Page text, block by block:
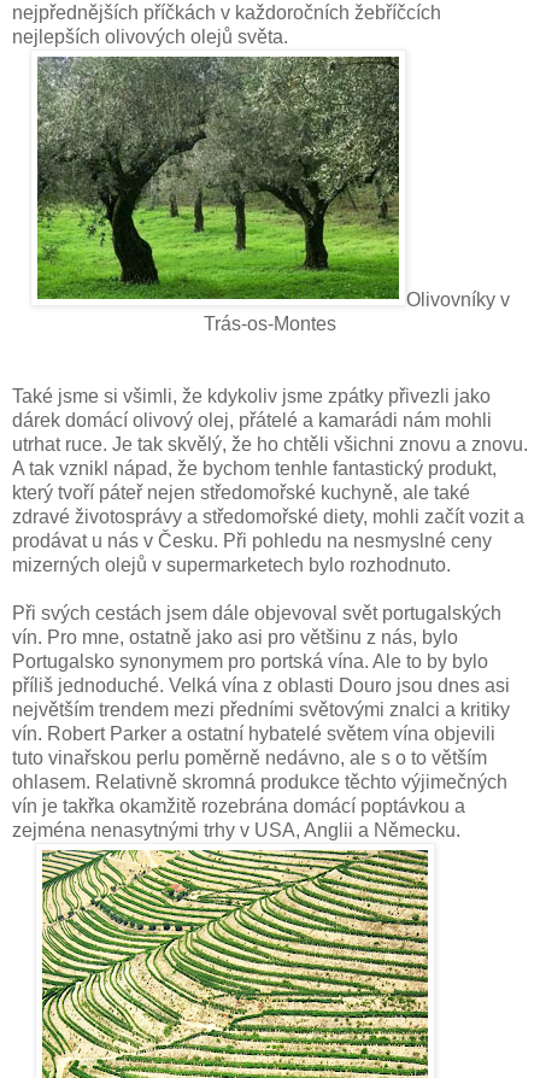
nejpřednějších příčkách v každoročních žebříčcích
nejlepších olivových olejů světa.
Olivovníky v
Trás-os-Montes
Také jsme si všimli, že kdykoliv jsme zpátky přivezli jako
dárek domácí olivový olej, přátelé a kamarádi nám mohli
utrhat ruce. Je tak skvělý, že ho chtěli všichni znovu a znovu.
A tak vznikl nápad, že bychom tenhle fantastický produkt,
který tvoří páteř nejen středomořské kuchyně, ale také
zdravé životosprávy a středomořské diety, mohli začít vozit a
prodávat u nás v Česku. Při pohledu na nesmyslné ceny
mizerných olejů v supermarketech bylo rozhodnuto.
Při svých cestách jsem dále objevoval svět portugalských
vín. Pro mne, ostatně jako asi pro většinu z nás, bylo
Portugalsko synonymem pro portská vína. Ale to by bylo
příliš jednoduché. Velká vína z oblasti Douro jsou dnes asi
největším trendem mezi předními světovými znalci a kritiky
vín. Robert Parker a ostatní hybatelé světem vína objevili
tuto vinařskou perlu poměrně nedávno, ale s o to větším
ohlasem. Relativně skromná produkce těchto výjimečných
vín je takřka okamžitě rozebrána domácí poptávkou a
zejména nenasytnými trhy v USA, Anglii a Německu.